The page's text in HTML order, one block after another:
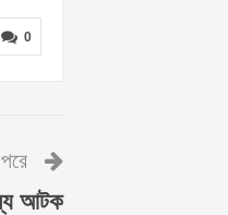
0
পরে
আটক